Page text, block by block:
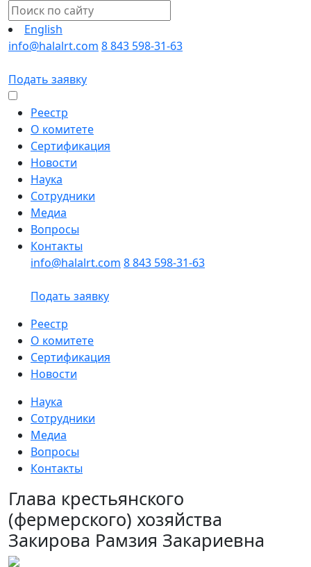
English
info@halalrt.com 8 843 598-31-63
Подать заявку
Реестр
О комитете
Сертификация
Новости
Наука
Сотрудники
Медиа
Вопросы
Контакты
info@halalrt.com 8 843 598-31-63
Подать заявку
Реестр
О комитете
Сертификация
Новости
Наука
Сотрудники
Медиа
Вопросы
Контакты
Глава крестьянского
(фермерского) хозяйства
Закирова Рамзия Закариевна